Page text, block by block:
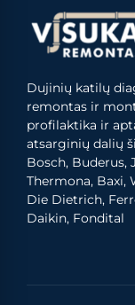
Dujinių katilų
remontas ir
profilaktika ir
atsarginių dalių
Bosch, Buderus,
Thermona, Baxi,
Die Dietrich,
Daikin, Fondital